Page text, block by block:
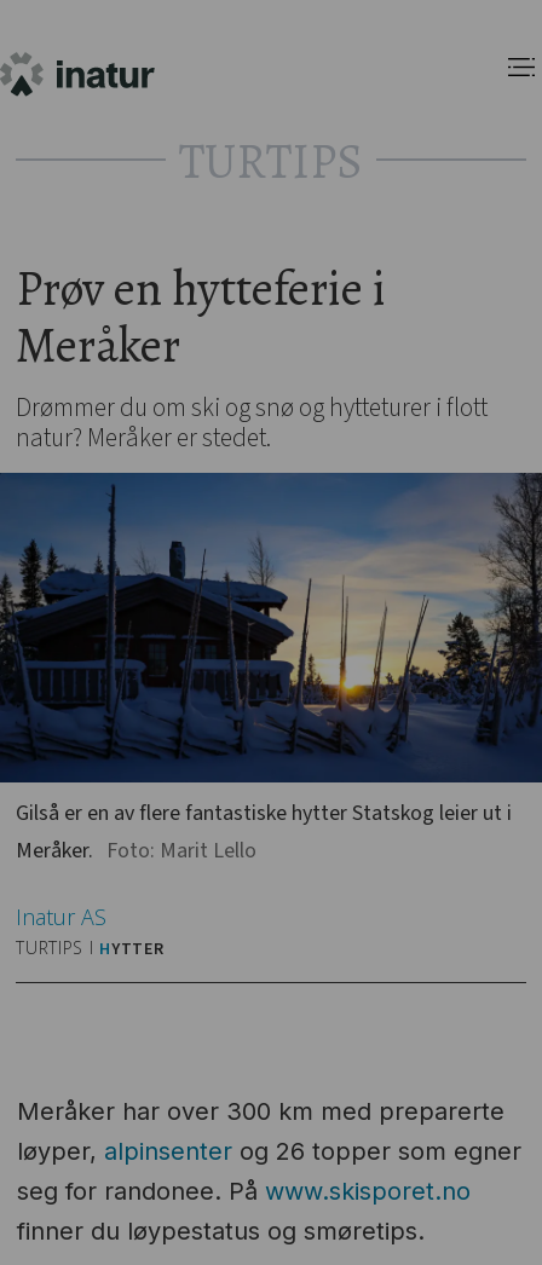
TURTIPS
Prøv en hytteferie i
Meråker
Drømmer du om ski og snø og hytteturer i flott
natur? Meråker er stedet.
Gilså er en av flere fantastiske hytter Statskog leier ut i
Meråker. Foto: Marit Lello
Inatur AS
TURTIPS I HYTTER
Meråker har over 300 km med preparerte
løyper, alpinsenterog 26 topper som egner
seg for randonee. På www.skisporet.no
finner du løypestatus og smøretips.